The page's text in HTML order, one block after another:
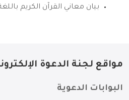
بيان معاني القرآن الكريم
مواقع لجنة الدعوة
البوابات الدعوية